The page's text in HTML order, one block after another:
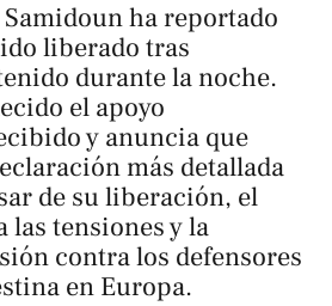
ha reportado
liberado tras
durante la noche.
el apoyo
y anuncia que
más detallada
de su liberación, el
tensiones y la
contra los defensores
en Europa.